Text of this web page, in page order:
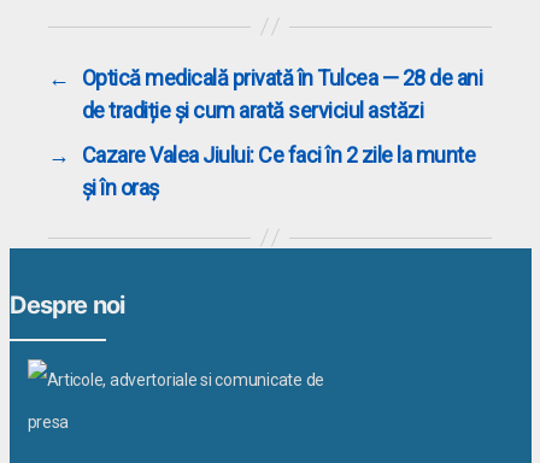
←
Optică medicală privată în Tulcea — 28 de ani
de tradiție și cum arată serviciul astăzi
→
Cazare Valea Jiului: Ce faci în 2 zile la munte
și în oraș
Despre noi